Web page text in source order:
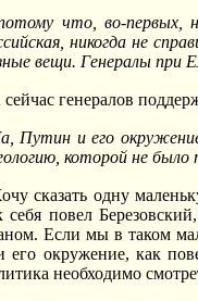
что, во-первых,
никогда не
вещи. Генералы при
генералов
Путин и его
которой не было
сказать одну
себя повел
Если мы в таком
его окружение, как
необходимо